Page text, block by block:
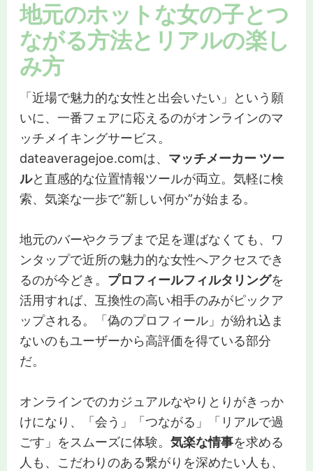
地元のホットな女の子とつ
ながる方法とリアルの楽し
み方
「近場で魅力的な女性と出会いたい」という願
いに、一番フェアに応えるのがオンラインのマ
ッチメイキングサービス。
dateaveragejoe.comは、 マッチメーカー ツー
ルと直感的な位置情報ツールが両立。気軽に検
索、気楽な一歩で“新しい何か”が始まる。
地元のバーやクラブまで足を運ばなくても、ワ
ンタップで近所の魅力的な女性へアクセスでき
るのが今どき。 プロフィールフィルタリングを
活用すれば、互換性の高い相手のみがピックア
ップされる。「偽のプロフィール」が紛れ込ま
ないのもユーザーから高評価を得ている部分
だ。
オンラインでのカジュアルなやりとりがきっか
けになり、「会う」「つながる」「リアルで過
ごす」をスムーズに体験。 気楽な情事を求める
人も、こだわりのある繋がりを深めたい人も、